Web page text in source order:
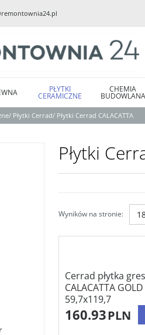
PŁYTKI
CERAMICZNE
CHEMIA
BUDOWLANA
/ Płytki Cerrad/ Płytki Cerrad CALACATTA
Płytki
Wyników na stronie:
Cerrad płytka
CALACATTA
59,7x119,7
160.93PLN